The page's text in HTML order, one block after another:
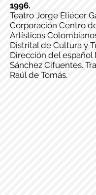
1996.
Teatro Jorge Eliécer
Corporación Centro
Artísticos
Distrital de Cultura y
Dirección del español
Sánchez Cifuentes.
Raúl de Tomás.